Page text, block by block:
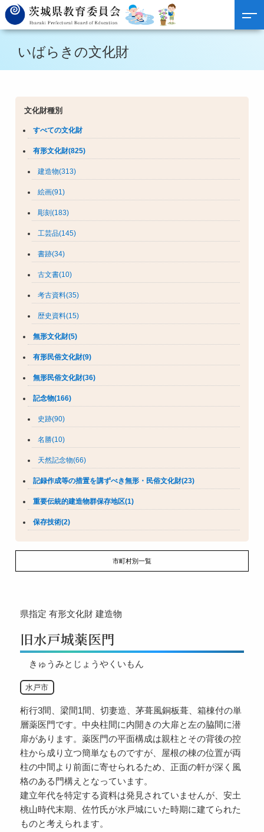
いばらきの文化財
文化財種別
すべての文化財
有形文化財(825)
建造物(313)
絵画(91)
彫刻(183)
工芸品(145)
書跡(34)
古文書(10)
考古資料(35)
歴史資料(15)
無形文化財(5)
有形民俗文化財(9)
無形民俗文化財(36)
記念物(166)
史跡(90)
名勝(10)
天然記念物(66)
記録作成等の措置を講ずべき無形・民俗文化財(23)
重要伝統的建造物群保存地区(1)
保存技術(2)
市町村別一覧
県指定 有形文化財 建造物
旧水戸城薬医門
きゅうみとじょうやくいもん
水戸市
桁行3間、梁間1間、切妻造、茅葺風銅板葺、箱棟付の単
層薬医門です。中央柱間に内開きの大扉と左の脇間に潜
扉があります。薬医門の平面構成は親柱とその背後の控
柱から成り立つ簡単なものですが、屋根の棟の位置が両
柱の中間より前面に寄せられるため、正面の軒が深く風
格のある門構えとなっています。
建立年代を特定する資料は発見されていませんが、安土
桃山時代末期、佐竹氏が水戸城にいた時期に建てられた
ものと考えられます。